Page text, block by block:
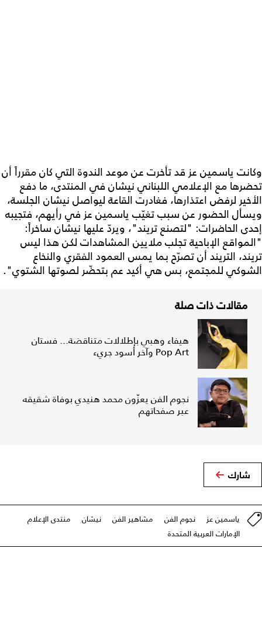
وكانت ياسمين عز قد تأخرت عن موعد الندوة التي كان مقرراً أن
تحضرها مع الإعلامي اللبناني نيشان في المنتدى، ما دفع
الأخير لرفض اعتذارها، فغادرت القاعة ليواصل نيشان الجلسة،
ويسأل الحضور عن سبب تغيّب ياسمين عز في رأيهم، فتجيبه
إحدى الحاضرات: "لتصنع تريند"، ويردّ عليها نيشان ساخراً:
"المواقع الإباحية تجلب ملايين المشاهدات لكن هذا ليس
تريند، التريند أن تصرّح بما يمس العمود الفقري والنخاع
الشوكي للمجتمع، بس هي أكيد عم بتحضّر لصوتها الشتوي".
مقالات ذات صلة
هيفاء وهبي بإطلالات متناقضة... فستان
Pop Art وآخر أسود جريء
نجوم الفن يعزّون محمد هنيدي بوفاة شقيقه
عبر صفحاتهم
شارك
ياسمين عز نجوم الفن مشاهير الفن نيشان
منتدى الإعلام
الإمارات العربية المتحدة